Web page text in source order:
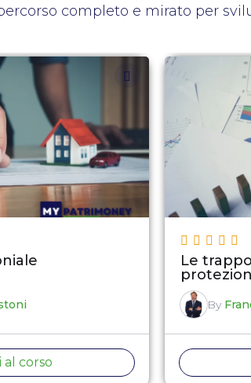
completo e mirato per
al corso
Le
By